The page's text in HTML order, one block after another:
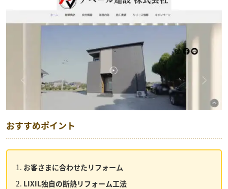
おすすめポイント
お客さまに合わせたリフォーム
LIXIL独自の断熱リフォーム工法